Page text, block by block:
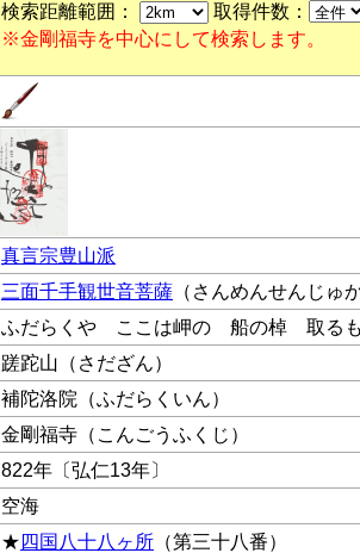
検索距離範囲：
取得件数：
※金剛福寺を中心にして検索します。
真言宗豊山派
三面千手観世音菩薩 （さんめんせんじゅ
ふだらくや ここは岬の 船の棹 取る
蹉跎山（さだざん）
補陀洛院（ふだらくいん）
金剛福寺（こんごうふくじ）
822年〔弘仁13年〕
空海
★ 四国八十八ヶ所 （第三十八番）